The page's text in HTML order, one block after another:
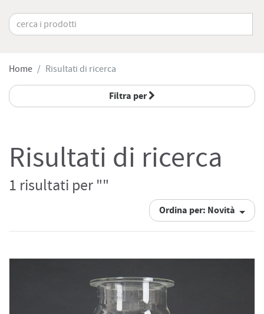
Home Risultati di ricerca
Filtra per
Risultati di ricerca
1 risultati per ""
Ordina per: Novità